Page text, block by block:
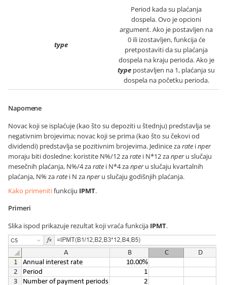
type
Period kada su plaćanja
dospela. Ovo je opcioni
argument. Ako je postavljen na
0 ili izostavljen, funkcija će
pretpostaviti da su plaćanja
dospela na kraju perioda. Ako je
type postavljen na 1, plaćanja su
dospela na početku perioda.
Napomene
Novac koji se isplaćuje (kao što su depoziti u štednju) predstavlja se
negativnim brojevima; novac koji se prima (kao što su čekovi od
dividendi) predstavlja se pozitivnim brojevima. Jedinice zarate inper
moraju biti dosledne: koristite N%/12 zarate i N*12 zanperu slučaju
mesečnih plaćanja, N%/4 zarate i N*4 zanperu slučaju kvartalnih
plaćanja, N% zarate i N zanperu slučaju godišnjih plaćanja.
Kako primenitifunkciju IPMT.
Primeri
Slika ispod prikazuje rezultat koji vraća funkcija IPMT.